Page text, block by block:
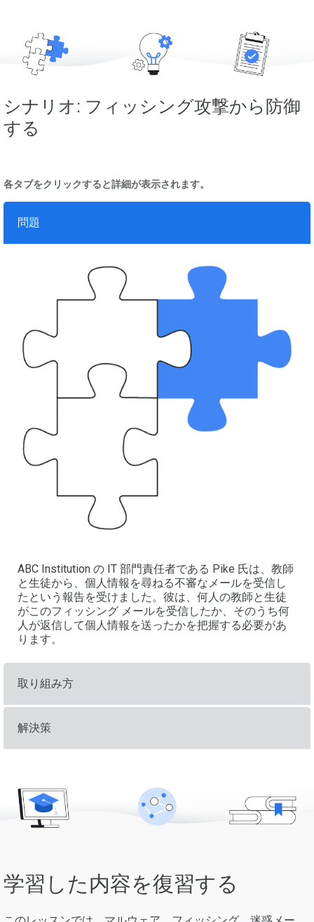
シナリオ: フィッシング攻撃から防御
する
各タブをクリックすると詳細が表示されます。
問題
ABC Institution の IT 部門責任者である Pike 氏は、教師
と生徒から、個人情報を尋ねる不審なメールを受信し
たという報告を受けました。彼は、何人の教師と生徒
がこのフィッシング メールを受信したか、そのうち何
人が返信して個人情報を送ったかを把握する必要があ
ります。
取り組み方
解決策
学習した内容を復習する